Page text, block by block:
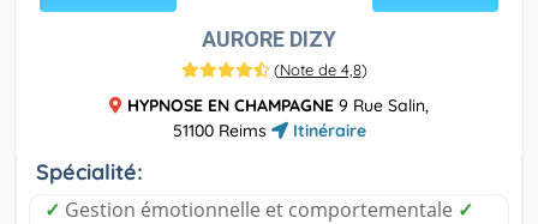
AURORE DIZY
(Note de 4,8)
HYPNOSE EN CHAMPAGNE 9 Rue Salin,
51100 Reims
Itinéraire
Spécialité:
✓ Gestion émotionnelle et comportementale ✓